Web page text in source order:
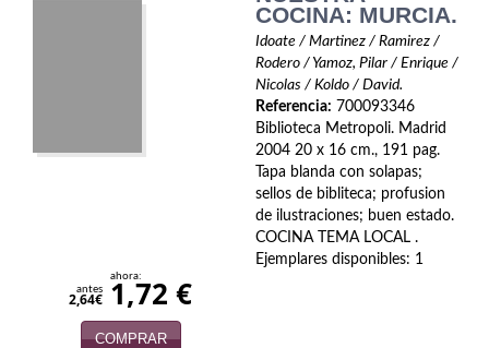
Ensayo literario
COCINA: MURCIA.
Idoate / Martinez / Ramirez /
Rodero / Yamoz, Pilar / Enrique /
Nicolas / Koldo / David.
Referencia: 700093346
Biblioteca Metropoli. Madrid
2004 20 x 16 cm., 191 pag.
Tapa blanda con solapas;
sellos de bibliteca; profusion
de ilustraciones; buen estado.
COCINA TEMA LOCAL .
Ejemplares disponibles: 1
antes
2,64€
ahora:
1,72 €
COMPRAR